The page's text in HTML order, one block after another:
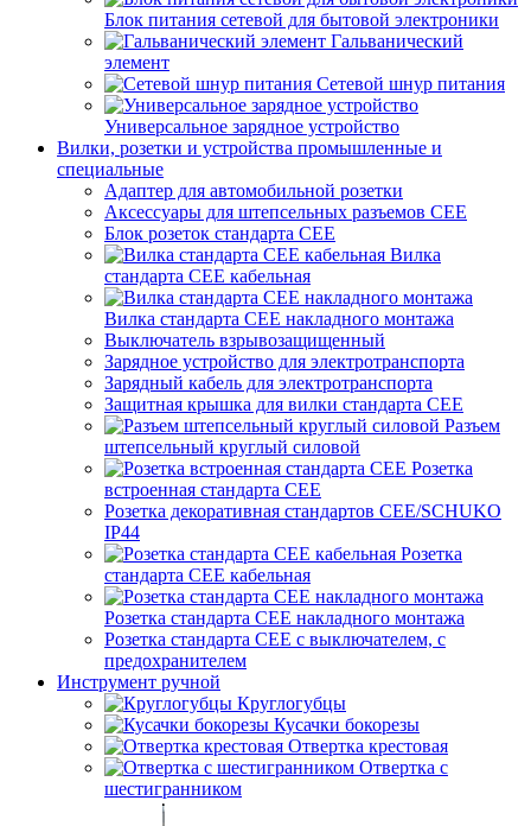
Блок питания сетевой для бытовой электроники
Гальванический
элемент
Сетевой шнур питания
Универсальное зарядное устройство
Вилки, розетки и устройства промышленные и
специальные
Адаптер для автомобильной розетки
Аксессуары для штепсельных разъемов CEE
Блок розеток стандарта CEE
Вилка
стандарта CEE кабельная
Вилка стандарта CEE накладного монтажа
Выключатель взрывозащищенный
Зарядное устройство для электротранспорта
Зарядный кабель для электротранспорта
Защитная крышка для вилки стандарта CEE
Разъем
штепсельный круглый силовой
Розетка
встроенная стандарта CEE
Розетка декоративная стандартов CEE/SCHUKO
IP44
Розетка
стандарта СЕЕ кабельная
Розетка стандарта СЕЕ накладного монтажа
Розетка стандарта СЕЕ с выключателем, с
предохранителем
Инструмент ручной
Круглогубцы
Кусачки бокорезы
Отвертка крестовая
Отвертка с
шестигранником